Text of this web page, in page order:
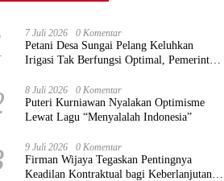
7 Juli 2026 0 Komentar
Petani Desa Sungai Pelang Keluhkan
Irigasi Tak Berfungsi Optimal, Pemerintah
8 Juli 2026 0 Komentar
Puteri Kurniawan Nyalakan Optimisme
Lewat Lagu “Menyalalah Indonesia”
9 Juli 2026 0 Komentar
Firman Wijaya Tegaskan Pentingnya
Keadilan Kontraktual bagi Keberlanjutan